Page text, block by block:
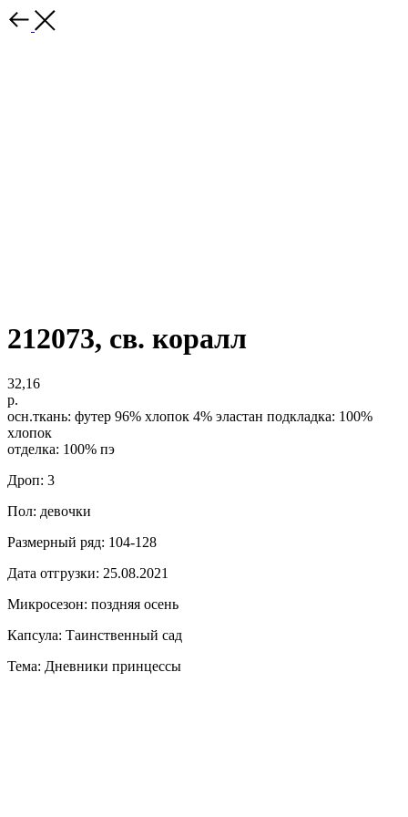
212073, св. коралл
32,16
р.
осн.ткань: футер 96% хлопок 4% эластан подкладка: 100%
хлопок
отделка: 100% пэ
Дроп: 3
Пол: девочки
Размерный ряд: 104-128
Дата отгрузки: 25.08.2021
Микросезон: поздняя осень
Капсула: Таинственный сад
Тема: Дневники принцессы